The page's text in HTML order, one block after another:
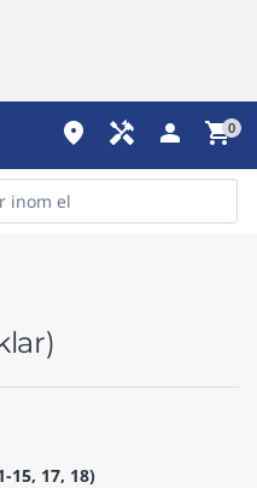
place handyman person shopping_cart0
15, 17, 18)